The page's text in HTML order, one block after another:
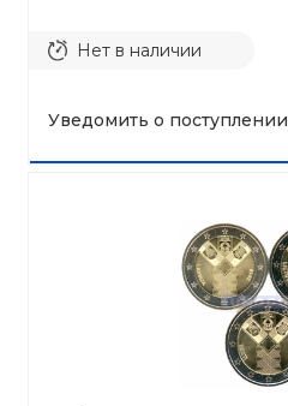
Нет в наличии
Уведомить о поступлении